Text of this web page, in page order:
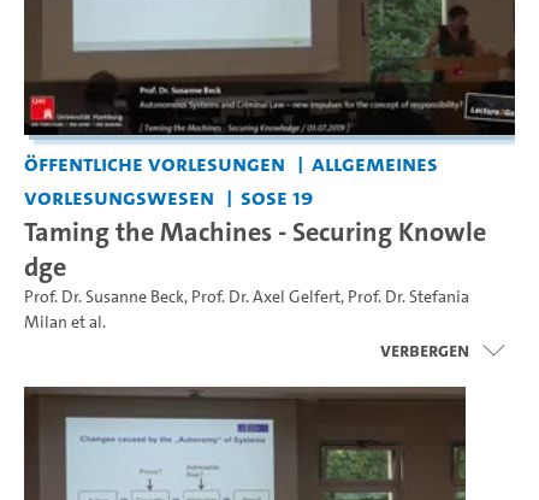
Öffentliche Vorlesungen
Allgemeines
Vorlesungswesen
SoSe 19
Taming the Machines - Securing Knowle
dge
Prof. Dr. Susanne Beck, Prof. Dr. Axel Gelfert, Prof. Dr. Stefania
Milan et al.
Verbergen